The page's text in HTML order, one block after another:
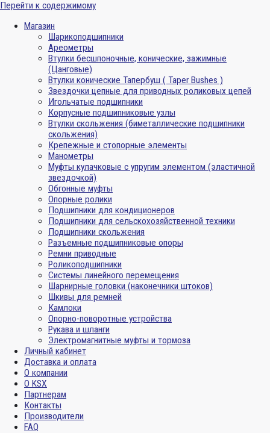
Перейти к содержимому
Магазин
Шарикоподшипники
Ареометры
Втулки бесшпоночные, конические, зажимные
(Цанговые)
Втулки конические Тапербуш ( Taper Bushes )
Звездочки цепные для приводных роликовых цепей
Игольчатые подшипники
Корпусные подшипниковые узлы
Втулки скольжения (биметаллические подшипники
скольжения)
Крепежные и стопорные элементы
Манометры
Муфты кулачковые с упругим элементом (эластичной
звездочкой)
Обгонные муфты
Опорные ролики
Подшипники для кондиционеров
Подшипники для сельскохозяйственной техники
Подшипники скольжения
Разъемные подшипниковые опоры
Ремни приводные
Роликоподшипники
Системы линейного перемещения
Шарнирные головки (наконечники штоков)
Шкивы для ремней
Камлоки
Опорно-поворотные устройства
Рукава и шланги
Электромагнитные муфты и тормоза
Личный кабинет
Доставка и оплата
О компании
О KSX
Партнерам
Контакты
Производители
FAQ